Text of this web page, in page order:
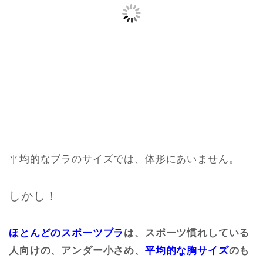
平均的なブラのサイズでは、体形にあいません。
しかし！
ほとんどのスポーツブラ は、スポーツ慣れしている
人向けの、アンダー小さめ、 平均的な胸サイズのも